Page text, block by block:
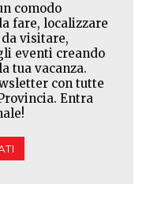
comodo
fare, localizzare
visitare,
eventi creando
tua vacanza.
con tutte
Entra